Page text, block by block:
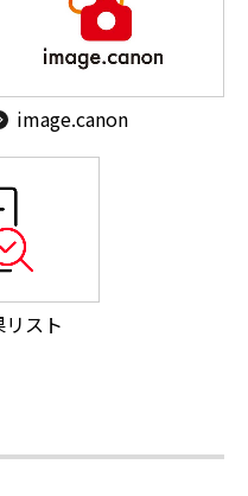
image.canon
スト